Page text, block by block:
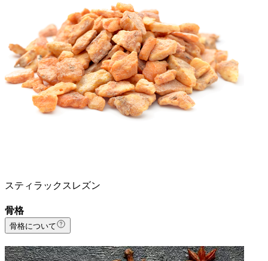
スティラックスレズン
骨格
骨格について